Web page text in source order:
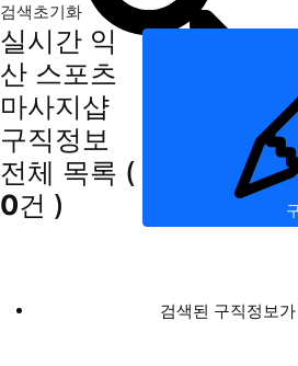
검색초기화
실시간 익
산 스포츠
마사지샵
구직정보
전체 목록 (
0건 )
검색된 구직정보